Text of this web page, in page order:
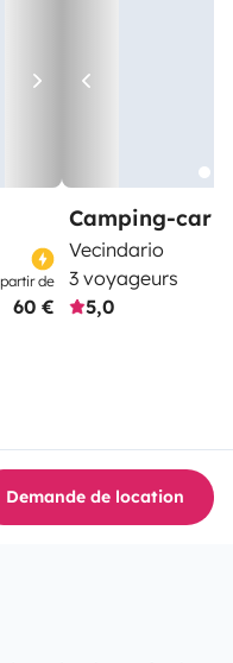
de
60 €
Camping-car
Vecindario
3 voyageurs
5,0
Demande de location